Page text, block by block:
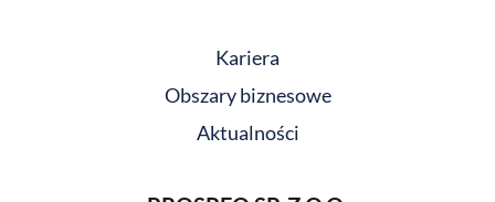
Kariera
Obszary biznesowe
Aktualności